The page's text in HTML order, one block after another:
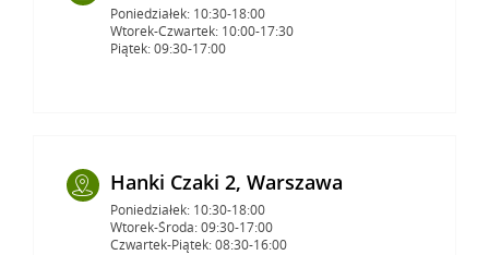
Poniedziałek: 10:30-18:00
Wtorek-Czwartek: 10:00-17:30
Piątek: 09:30-17:00
Hanki Czaki 2, Warszawa
Poniedziałek: 10:30-18:00
Wtorek-Środa: 09:30-17:00
Czwartek-Piątek: 08:30-16:00